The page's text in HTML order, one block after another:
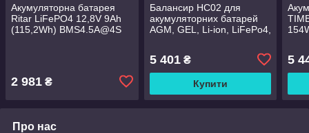
Акумуляторна батарея
Ritar LiFePO4 12,8V 9Ah
(115,2Wh) BMS4.5A@4S
2 981 ₴
Балансир HC02 для
акумуляторних батарей
AGM, GEL, Li-ion, LiFePo4,
індикація, 62x124x27mm
5 401₴
Купити
5
Про нас